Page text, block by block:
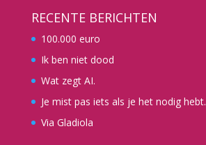
RECENTE BERICHTEN
100.000 euro
Ik ben niet dood
Wat zegt AI.
Je mist pas iets als je het nodig hebt.
Via Gladiola